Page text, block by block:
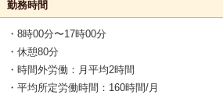
勤務時間
・8時00分〜17時00分
・休憩80分
・時間外労働：月平均2時間
・平均所定労働時間：160時間/月